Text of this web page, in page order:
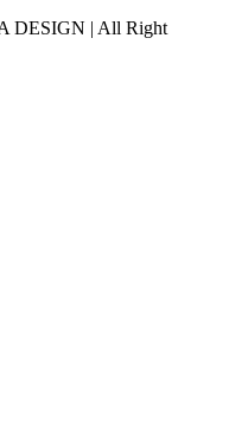
DESIGN | All Right